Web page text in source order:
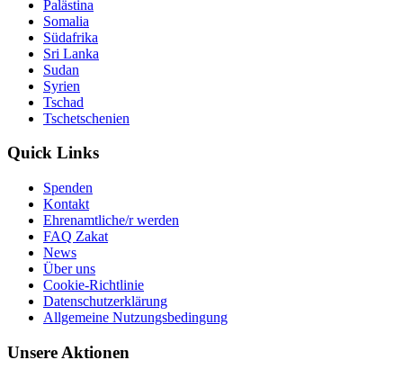
Palästina
Somalia
Südafrika
Sri Lanka
Sudan
Syrien
Tschad
Tschetschenien
Quick Links
Spenden
Kontakt
Ehrenamtliche/r werden
FAQ Zakat
News
Über uns
Cookie-Richtlinie
Datenschutzerklärung
Allgemeine Nutzungsbedingung
Unsere Aktionen